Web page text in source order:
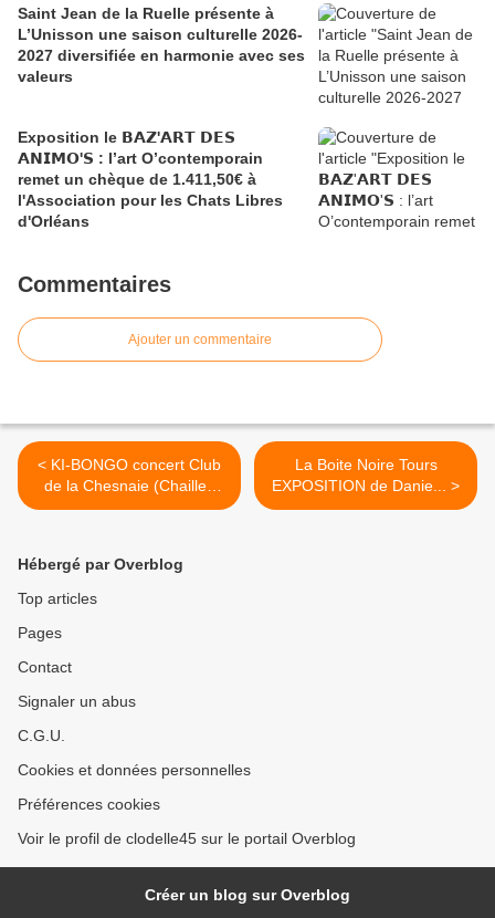
Saint Jean de la Ruelle présente à
L’Unisson une saison culturelle 2026-
2027 diversifiée en harmonie avec ses
valeurs
Exposition le 𝗕𝗔𝗭'𝗔𝗥𝗧 𝗗𝗘𝗦
𝗔𝗡𝗜𝗠𝗢'𝗦 : l’art O’contemporain
remet un chèque de 1.411,50€ à
l'Association pour les Chats Libres
d'Orléans
Commentaires
Ajouter un commentaire
< KI-BONGO concert Club
de la Chesnaie (Chailles
41)...
La Boite Noire Tours
EXPOSITION de Danie... >
Hébergé par Overblog
Top articles
Pages
Contact
Signaler un abus
C.G.U.
Cookies et données personnelles
Préférences cookies
Voir le profil de clodelle45 sur le portail Overblog
Créer un blog sur Overblog